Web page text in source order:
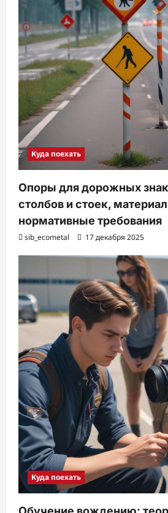
Куда поехать
Опоры для дорожных
столбов и стоек,
нормативные требования
sib_ecometal 17 декабря 2025
Куда поехать